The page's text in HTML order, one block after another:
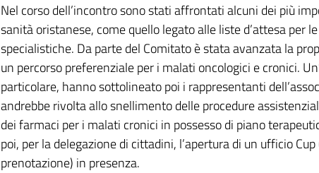
Nel corso dell’incontro sono stati affrontati alcuni dei più
sanità oristanese, come quello legato alle liste d’attesa per
specialistiche. Da parte del Comitato è stata avanzata la
un percorso preferenziale per i malati oncologici e cronici.
particolare, hanno sottolineato poi i rappresentanti
andrebbe rivolta allo snellimento delle procedure
dei farmaci per i malati cronici in possesso di piano
poi, per la delegazione di cittadini, l’apertura di un ufficio
prenotazione) in presenza.